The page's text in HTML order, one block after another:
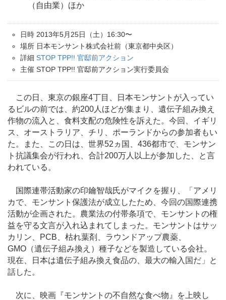
（自由業）ほか
日時 2013年5月25日（土）16:30〜
場所 日本モンサント株式会社前（東京都中央区）
詳細 STOP TPP!! 官邸前アクション
主催 STOP TPP!! 官邸前アクション実行委員会
この日、東京の銀座4丁目、日本モンサントが入ってい
るビルの前では、約200人ほどが集まり、遺伝子組み換え
作物の流入と、食料支配の危険性を訴えた。今回、イギリ
ス、オーストラリア、チリ、ポーランドからの参加者もい
た。また、この日は、世界52ヵ国、436都市で、モンサン
ト抗議集会が行われ、合計200万人以上が参加した、と言
われている。
国際連帯活動家の印鑰智哉氏がマイクを握り、「アメリ
カで、モンサント保護法が成立したため、今回の国際連携
活動が企画された。農業法の付帯条項で、モンサントの権
益を守る文言が入れ込まれてしまった。モンサントはサッ
カリン、PCB、枯れ葉剤、ラウンドアップ農薬、
GMO（遺伝子組み換え）種子などを製造している会社。
現在、日本は遺伝子組み換え食品の、最大の輸入国だ」と
話した。
次に、映画『モンサントの不自然な食べ物』を上映し